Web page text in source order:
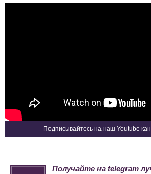
Подписывайтесь на наш Youtube
Получайте на telegram